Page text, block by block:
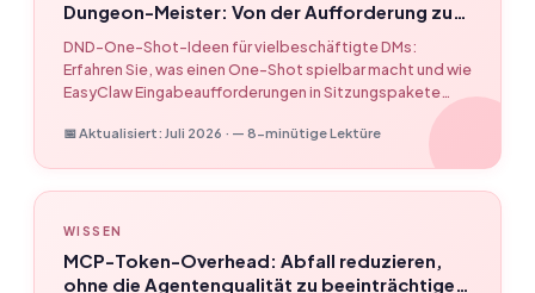
Dungeon-Meister: Von der Aufforderung zur
spielbaren Sitzung
DND-One-Shot-Ideen für vielbeschäftigte DMs:
Erfahren Sie, was einen One-Shot spielbar macht und wie
EasyClaw Eingabeaufforderungen in Sitzungspakete
📅 Aktualisiert: Juli 2026 · — 8-minütige Lektüre
WISSEN
MCP-Token-Overhead: Abfall reduzieren,
ohne die Agentenqualität zu beeinträchtigen